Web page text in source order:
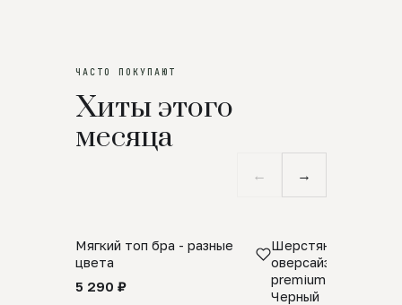
ЧАСТО ПОКУПАЮТ
Хиты этого
месяца
← →
Мягкий топ бра - разные
цвета
5 290 ₽
Шерстяной свитер
оверсайз 100%
premium merino
Черный